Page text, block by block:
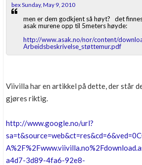
bex Sunday, May 9, 2010
men er dem godkjent så høyt? det
asak murene opp til 5meters høyde:
http://www.asak.no/nor/content/
Arbeidsbeskrivelse_støttemur.pdf
Viivilla har en artikkel på dette, der står
gjøres riktig.
http://www.google.no/url?
a4d7-3d89-4fa6-92e8-